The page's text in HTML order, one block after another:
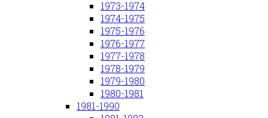
1973-1974
1974-1975
1975-1976
1976-1977
1977-1978
1978-1979
1979-1980
1980-1981
1981-1990